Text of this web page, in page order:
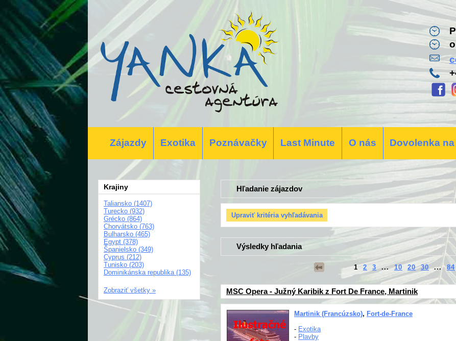
Zájazdy Exotika Poznávačky Last Minute O nás Dovolenka
Hľadanie zájazdov
Výsledky hľadania
1 2 3 ...10 20 30 ...84
MSC Opera - Južný Karibik z Fort De France, Martinik
Martinik (Francúzsko), Fort-de-France
- Exotika
- Plavby
Krajiny
Taliansko (1407)
Turecko (932)
Grécko (864)
Chorvátsko (763)
Bulharsko (465)
Egypt (378)
Španielsko (349)
Cyprus (212)
Tunisko (203)
Dominikánska republika (135)
Zobraziť všetky »